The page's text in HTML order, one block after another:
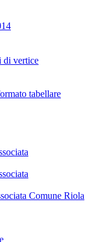
di vertice
tabellare
Comune Riola